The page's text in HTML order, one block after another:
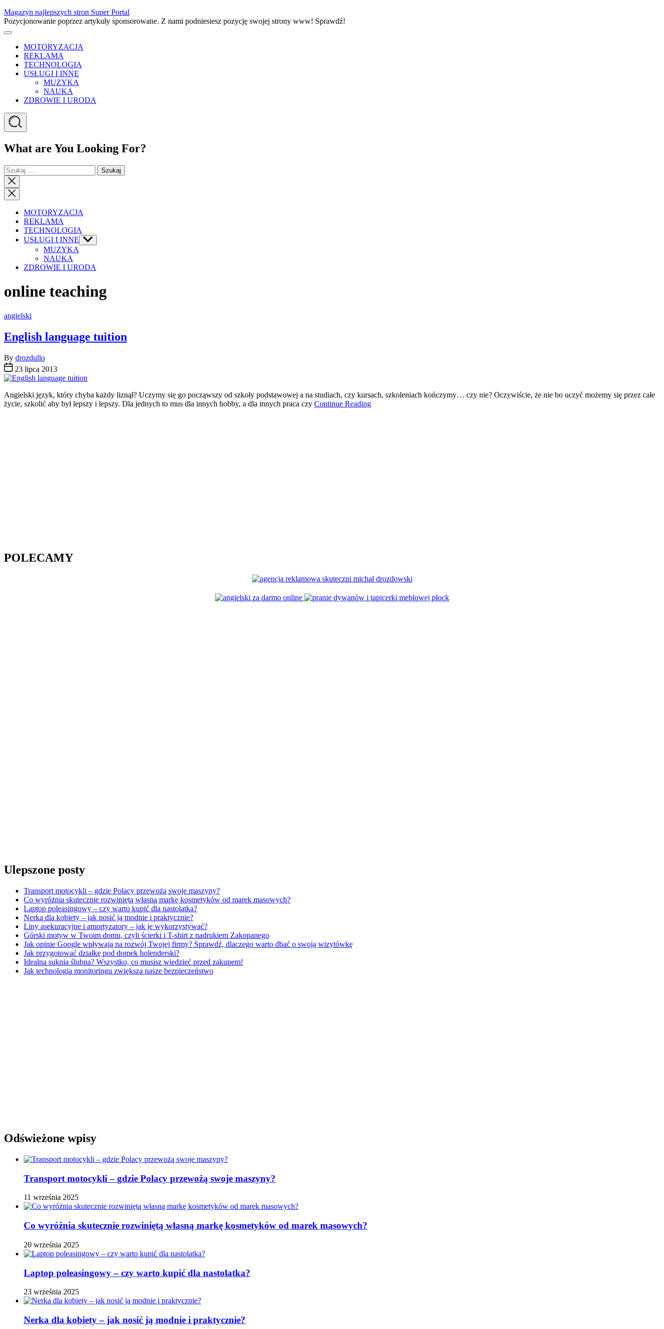
Skip
to
content
Magazyn najlepszych stron Super Portal
Pozycjonowanie poprzez artykuły sponsorowane. Z nami podniesiesz pozycję swojej strony www! Sprawdź!
Menu
MOTORYZACJA
REKLAMA
TECHNOLOGIA
USŁUGI I INNE
MUZYKA
NAUKA
ZDROWIE I URODA
Search
What are You Looking For?
Szukaj:
Close
search
Close
Menu
MOTORYZACJA
REKLAMA
TECHNOLOGIA
USŁUGI I INNE Show
sub
MUZYKA
NAUKA
ZDROWIE I URODA
online teaching
Categories
angielski
English language tuition
By drozdullo
23 lipca 2013
Angielski język, który chyba każdy liznął? Uczymy się go począwszy od szkoły podstawowej a na studiach, czy kursach, szkoleniach kończymy… czy nie? Oczywiście, że nie bo uczyć możemy się przez całe
życie, szkolić aby był lepszy i lepszy. Dla jednych to mus dla innych hobby, a dla innych praca czy Continue Reading
POLECAMY
Ulepszone posty
Transport motocykli – gdzie Polacy przewożą swoje maszyny?
Co wyróżnia skutecznie rozwiniętą własną markę kosmetyków od marek masowych?
Laptop poleasingowy – czy warto kupić dla nastolatka?
Nerka dla kobiety – jak nosić ją modnie i praktycznie?
Liny asekuracyjne i amortyzatory – jak je wykorzystywać?
Górski motyw w Twoim domu, czyli ścierki i T-shirt z nadrukiem Zakopanego
Jak opinie Google wpływają na rozwój Twojej firmy? Sprawdź, dlaczego warto dbać o swoją wizytówkę
Jak przygotować działkę pod domek holenderski?
Idealna suknia ślubna? Wszystko, co musisz wiedzieć przed zakupem!
Jak technologia monitoringu zwiększa nasze bezpieczeństwo
Odświeżone wpisy
Transport motocykli – gdzie Polacy przewożą swoje maszyny?
11 września 2025
Co wyróżnia skutecznie rozwiniętą własną markę kosmetyków od marek masowych?
20 września 2025
Laptop poleasingowy – czy warto kupić dla nastolatka?
23 września 2025
Nerka dla kobiety – jak nosić ją modnie i praktycznie?